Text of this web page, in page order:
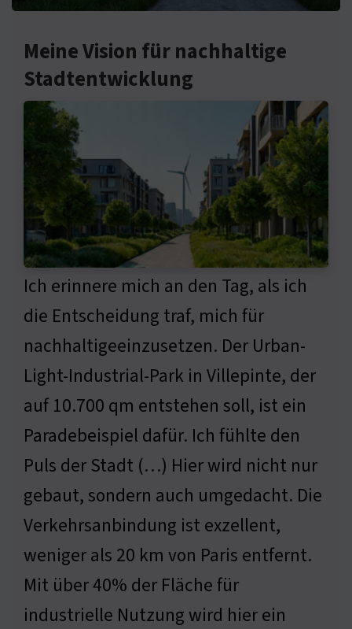
Meine Vision für nachhaltige
Stadtentwicklung
Ich erinnere mich an den Tag, als ich
die Entscheidung traf, mich für
nachhaltigeeinzusetzen. Der Urban-
Light-Industrial-Park in Villepinte, der
auf 10.700 qm entstehen soll, ist ein
Paradebeispiel dafür. Ich fühlte den
Puls der Stadt (…) Hier wird nicht nur
gebaut, sondern auch umgedacht. Die
Verkehrsanbindung ist exzellent,
weniger als 20 km von Paris entfernt.
Mit über 40% der Fläche für
industrielle Nutzung wird hier ein